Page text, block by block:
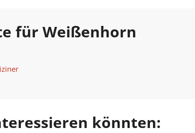
für Weißenhorn
könnten: